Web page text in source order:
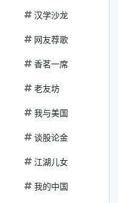
汉学沙龙
网友荐歌
香茗一席
老友坊
我与美国
谈股论金
江湖儿女
我的中国